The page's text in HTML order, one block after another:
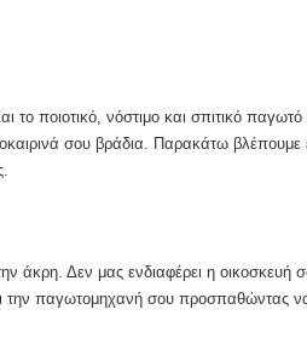
το ποιοτικό, νόστιμο και σπιτικό
σου βράδια. Παρακάτω βλέπουμε
άκρη. Δεν μας ενδιαφέρει η οικοσκευή
την παγωτομηχανή σου προσπαθώντας